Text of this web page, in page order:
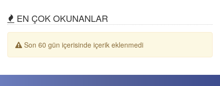
EN ÇOK OKUNANLAR
Son 60 gün içerisinde içerik eklenmedi